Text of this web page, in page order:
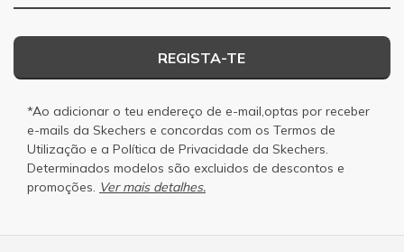
REGISTA-TE
*Ao adicionar o teu endereço de e-mail,optas por receber
e-mails da Skechers e concordas com os Termos de
Utilização e a Política de Privacidade da Skechers.
Determinados modelos são excluidos de descontos e
promoções. Ver mais detalhes.